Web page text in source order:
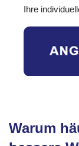
Ihre
Warum